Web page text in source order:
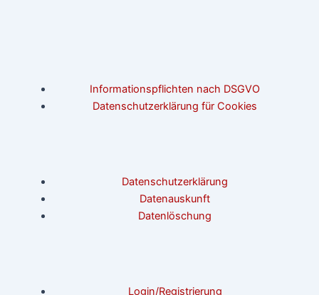
Informationspflichten nach DSGVO
Datenschutzerklärung für Cookies
Datenschutzerklärung
Datenauskunft
Datenlöschung
Login/Registrierung